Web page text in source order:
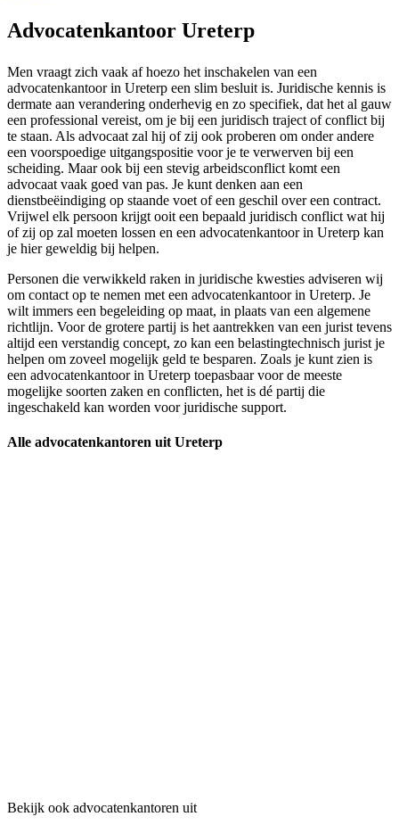
Advocatenkantoor Ureterp
Men vraagt zich vaak af hoezo het inschakelen van een
advocatenkantoor in Ureterp een slim besluit is. Juridische kennis is
dermate aan verandering onderhevig en zo specifiek, dat het al gauw
een professional vereist, om je bij een juridisch traject of conflict bij
te staan. Als advocaat zal hij of zij ook proberen om onder andere
een voorspoedige uitgangspositie voor je te verwerven bij een
scheiding. Maar ook bij een stevig arbeidsconflict komt een
advocaat vaak goed van pas. Je kunt denken aan een
dienstbeëindiging op staande voet of een geschil over een contract.
Vrijwel elk persoon krijgt ooit een bepaald juridisch conflict wat hij
of zij op zal moeten lossen en een advocatenkantoor in Ureterp kan
je hier geweldig bij helpen.
Personen die verwikkeld raken in juridische kwesties adviseren wij
om contact op te nemen met een advocatenkantoor in Ureterp. Je
wilt immers een begeleiding op maat, in plaats van een algemene
richtlijn. Voor de grotere partij is het aantrekken van een jurist tevens
altijd een verstandig concept, zo kan een belastingtechnisch jurist je
helpen om zoveel mogelijk geld te besparen. Zoals je kunt zien is
een advocatenkantoor in Ureterp toepasbaar voor de meeste
mogelijke soorten zaken en conflicten, het is dé partij die
ingeschakeld kan worden voor juridische support.
Alle advocatenkantoren uit Ureterp
Bekijk ook advocatenkantoren uit